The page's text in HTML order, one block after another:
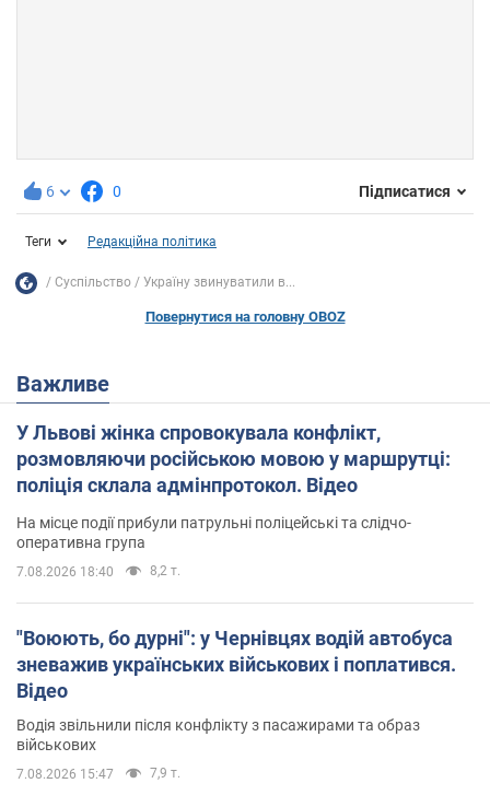
6 0 Підписатися
Теги Редакційна політика
Суспільство Україну звинуватили в...
Повернутися на головну OBOZ
Важливе
У Львові жінка спровокувала конфлікт,
розмовляючи російською мовою у маршрутці:
поліція склала адмінпротокол. Відео
На місце події прибули патрульні поліцейські та слідчо-
оперативна група
7.08.2026 18:40 8,2 т.
"Воюють, бо дурні": у Чернівцях водій автобуса
зневажив українських військових і поплатився.
Відео
Водія звільнили після конфлікту з пасажирами та образ
військових
7.08.2026 15:47 7,9 т.